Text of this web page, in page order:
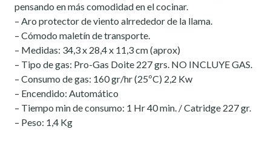
pensando en más comodidad en el cocinar.
– Aro protector de viento alrrededor de la llama.
– Cómodo maletín de transporte.
– Medidas: 34,3 x 28,4 x 11,3 cm (aprox)
– Tipo de gas: Pro-Gas Doite 227 grs. NO INCLUYE GAS.
– Consumo de gas: 160 gr/hr (25ºC) 2,2 Kw
– Encendido: Automático
– Tiempo min de consumo: 1 Hr 40 min. / Catridge 227 gr.
– Peso: 1,4 Kg